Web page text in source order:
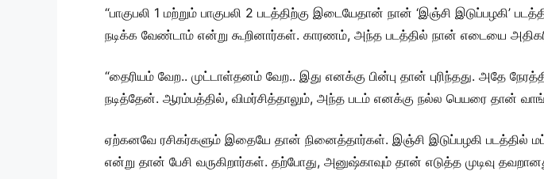
“பாகுபலி 1 மற்றும் பாகுபலி 2 படத்திற்கு இடையேதான் நான் ‘இஞ்சி இடுப்பழகி’
நடிக்க வேண்டாம் என்று கூறினார்கள். காரணம், அந்த படத்தில் நான் எடையை
“தைரியம் வேற.. முட்டாள்தனம் வேற.. இது எனக்கு பின்பு தான் புரிந்தது. அதே
நடித்தேன். ஆரம்பத்தில், விமர்சித்தாலும், அந்த படம் எனக்கு நல்ல பெயரை தான்
ஏற்கனவே ரசிகர்களும் இதையே தான் நினைத்தார்கள். இஞ்சி இடுப்பழகி படத்தில்
என்று தான் பேசி வருகிறார்கள். தற்போது, அனுஷ்காவும் தான் எடுத்த முடிவு